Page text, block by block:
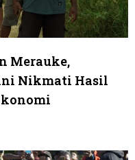
Merauke,
Nikmati Hasil